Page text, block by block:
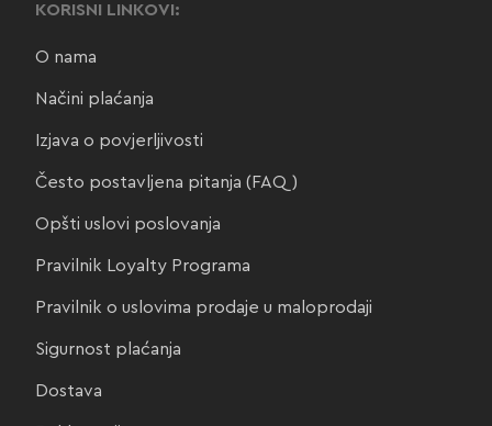
KORISNI LINKOVI:
O nama
Načini plaćanja
Izjava o povjerljivosti
Često postavljena pitanja (FAQ)
Opšti uslovi poslovanja
Pravilnik Loyalty Programa
Pravilnik o uslovima prodaje u maloprodaji
Sigurnost plaćanja
Dostava